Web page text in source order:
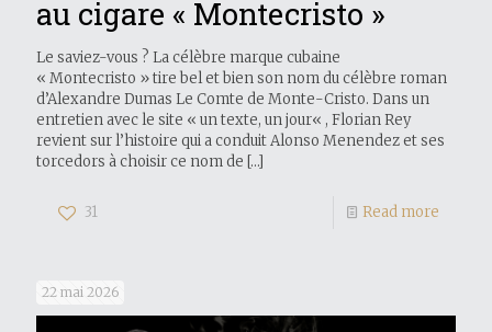
au cigare « Montecristo »
Le saviez-vous ? La célèbre marque cubaine
« Montecristo » tire bel et bien son nom du célèbre roman
d’Alexandre Dumas Le Comte de Monte-Cristo. Dans un
entretien avec le site « un texte, un jour« , Florian Rey
revient sur l’histoire qui a conduit Alonso Menendez et ses
torcedors à choisir ce nom de […]
31 Read more
22 mai 2026